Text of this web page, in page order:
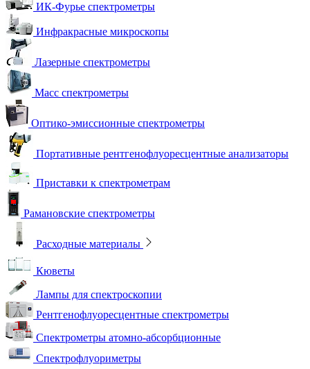
ИК-Фурье спектрометры
Инфракрасные микроскопы
Лазерные спектрометры
Масс спектрометры
Оптико-эмиссионные спектрометры
Портативные рентгенофлуоресцентные анализаторы
Приставки к спектрометрам
Рамановские спектрометры
Расходные материалы
Кюветы
Лампы для спектроскопии
Рентгенофлуоресцентные спектрометры
Спектрометры атомно-абсорбционные
Спектрофлуориметры